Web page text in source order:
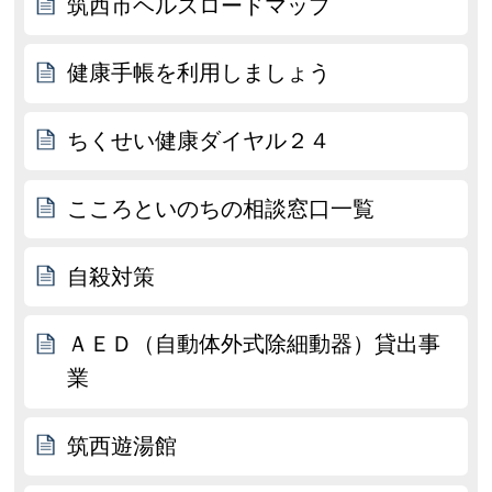
筑西市ヘルスロードマップ
健康手帳を利用しましょう
ちくせい健康ダイヤル２４
こころといのちの相談窓口一覧
自殺対策
ＡＥＤ（自動体外式除細動器）貸出事
業
筑西遊湯館